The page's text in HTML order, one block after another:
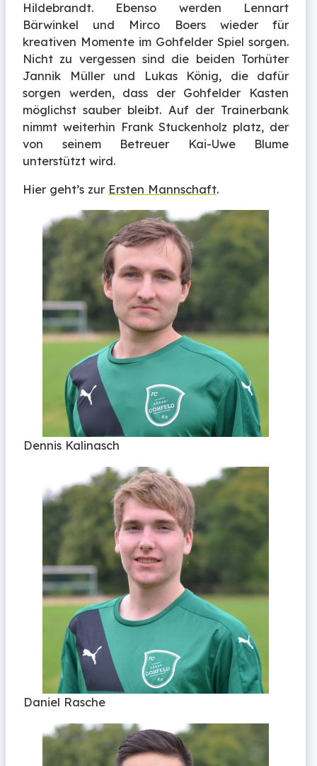
Hildebrandt. Ebenso werden Lennart
Bärwinkel und Mirco Boers wieder für
kreativen Momente im Gohfelder Spiel sorgen.
Nicht zu vergessen sind die beiden Torhüter
Jannik Müller und Lukas König, die dafür
sorgen werden, dass der Gohfelder Kasten
möglichst sauber bleibt. Auf der Trainerbank
nimmt weiterhin Frank Stuckenholz platz, der
von seinem Betreuer Kai-Uwe Blume
unterstützt wird.
Hier geht’s zur Ersten Mannschaft.
Dennis Kalinasch
Daniel Rasche